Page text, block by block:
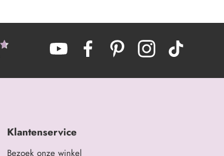
Klantenservice
Bezoek onze winkel